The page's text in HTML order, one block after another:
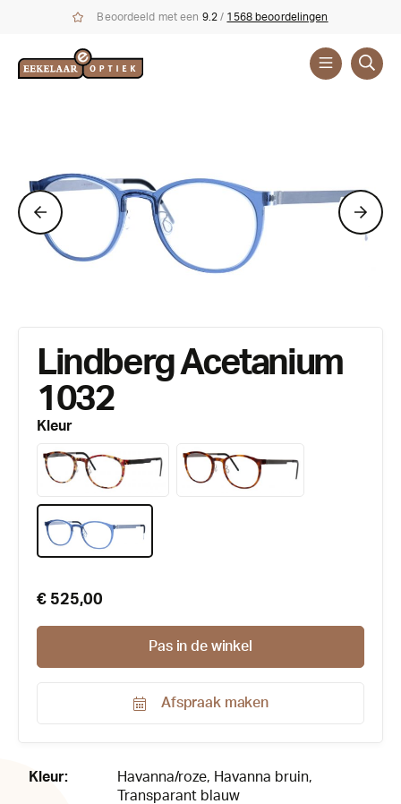
Beoordeeld met een 9.2 / 1568 beoordelingen
Lindberg Acetanium
1032
Kleur
€ 525,00
Pas in de winkel
Afspraak maken
Kleur:
Havanna/roze, Havanna bruin,
Transparant blauw